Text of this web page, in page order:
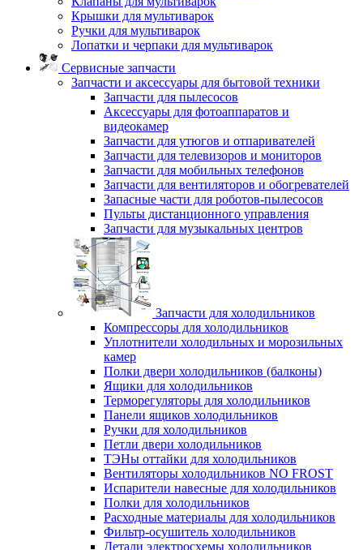
Крышки для мультиварок
Ручки для мультиварок
Лопатки и черпаки для мультиварок
Сервисные запчасти
Запчасти и аксессуары для бытовой техники
Запчасти для пылесосов
Аксессуары для фотоаппаратов и
видеокамер
Запчасти для утюгов и отпаривателей
Запчасти для телевизоров и мониторов
Запчасти для мобильных телефонов
Запчасти для вентиляторов и обогревателей
Запасные части для роботов-пылесосов
Пульты дистанционного управления
Запчасти для музыкальных центров
Запчасти для холодильников
Компрессоры для холодильников
Уплотнители холодильных и морозильных
камер
Полки двери холодильников (балконы)
Ящики для холодильников
Терморегуляторы для холодильников
Панели ящиков холодильников
Ручки для холодильников
Петли двери холодильников
ТЭНы оттайки для холодильников
Вентиляторы холодильников NO FROST
Испарители навесные для холодильников
Полки для холодильников
Расходные материалы для холодильников
Фильтр-осушитель холодильников
Детали электросхемы холодильников